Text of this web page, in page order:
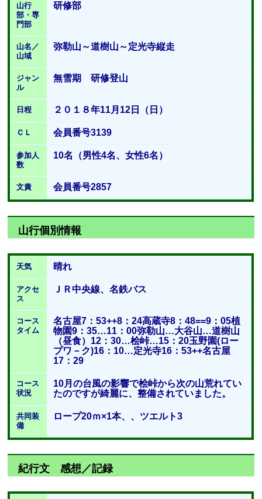
山行
部・専
門部
研修部
山名／
山域
弥勒山～道樹山～定光寺縦走
ジャン
ル
無雪期 研修登山
日程 ２０１８年11月12日（日）
ＣＬ 会員番号3139
参加人
数
10名（男性4名、女性6名）
文責 会員番号2857
山行個別情報
天気 晴れ
アクセ
ス
ＪＲ中央線、名鉄バス
コース
タイム
名古屋7：53++8：24高蔵寺8：48==9：05植
物園9：35…11：00弥勒山…大谷山…道樹山
（昼食）12：30…桧峠…15：20玉野園(ロー
プワ－ク)16：10…定光寺16：53++名古屋
17：29
コース
状況
10月の台風の影響で桧峠から次の山荒れてい
たのですが綺麗に、整備されていました。
共同装
備
ロープ20ｍ×1本、、ツエルト3
紀行文 感想／記録